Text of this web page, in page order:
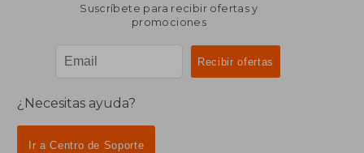
Suscríbete para recibir ofertas y
promociones
¿Necesitas ayuda?
Ir a Centro de Soporte